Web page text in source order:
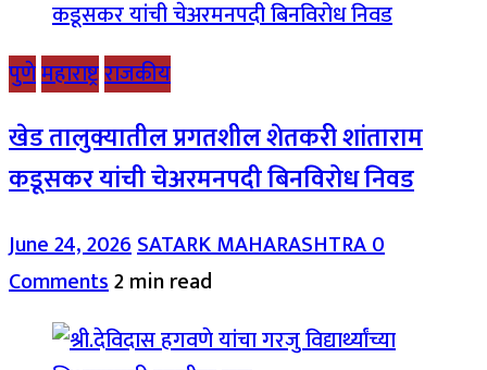
पुणेमहाराष्ट्रराजकीय
खेड तालुक्यातील प्रगतशील शेतकरी शांताराम
कडूसकर यांची चेअरमनपदी बिनविरोध निवड
June 24, 2026SATARK MAHARASHTRA0
Comments2 min read